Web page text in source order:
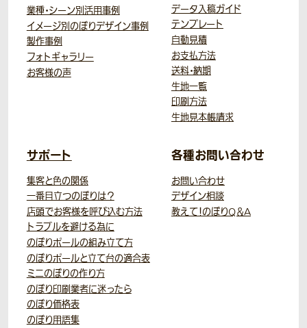
業種・シーン別活用事例
イメージ別のぼりデザイン事例
製作事例
フォトギャラリー
お客様の声
データ入稿ガイド
テンプレート
自動見積
お支払方法
送料・納期
生地一覧
印刷方法
生地見本帳請求
サポート
集客と色の関係
一番目立つのぼりは？
店頭でお客様を呼び込む方法
トラブルを避ける為に
のぼりポールの組み立て方
のぼりポールと立て台の適合表
ミニのぼりの作り方
のぼり印刷業者に迷ったら
のぼり価格表
のぼり用語集
各種お問い合わせ
お問い合わせ
デザイン相談
教えて！のぼりQ＆A